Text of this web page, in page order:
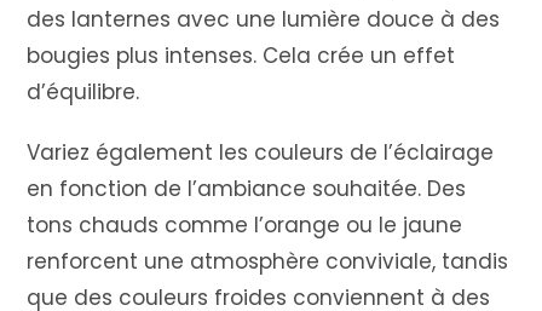
des lanternes avec une lumière douce à des
bougies plus intenses. Cela crée un effet
d’équilibre.
Variez également les couleurs de l’éclairage
en fonction de l’ambiance souhaitée. Des
tons chauds comme l’orange ou le jaune
renforcent une atmosphère conviviale, tandis
que des couleurs froides conviennent à des